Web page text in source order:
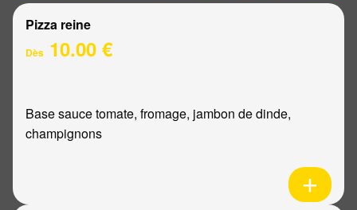
Pizza reine
Dès 10.00 €
Base sauce tomate, fromage, jambon de dinde,
champignons